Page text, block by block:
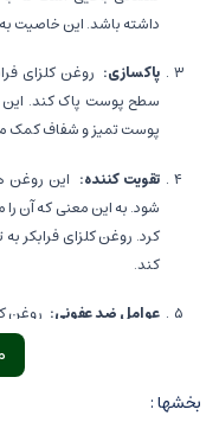
داشته باشد. این
پاکسازی: روغن کلزای
سطح پوست پاک کند. این
پوست تمیز و شفاف کمک
تقویت کننده: این روغن
شود. به این معنی که آن
کرد. روغن کلزای فرابکر
کند.
عوامل ضد عفونی: روغن
می تواند به مبارزه با
از بروز عفونت های
بخشها :